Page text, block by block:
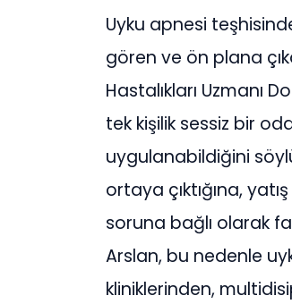
Uyku apnesi
gören ve ön plana
Hastalıkları Uzmanı
tek kişilik sessiz bir
uygulanabildiğini
ortaya çıktığına,
soruna bağlı olarak
Arslan, bu nedenle
kliniklerinden,